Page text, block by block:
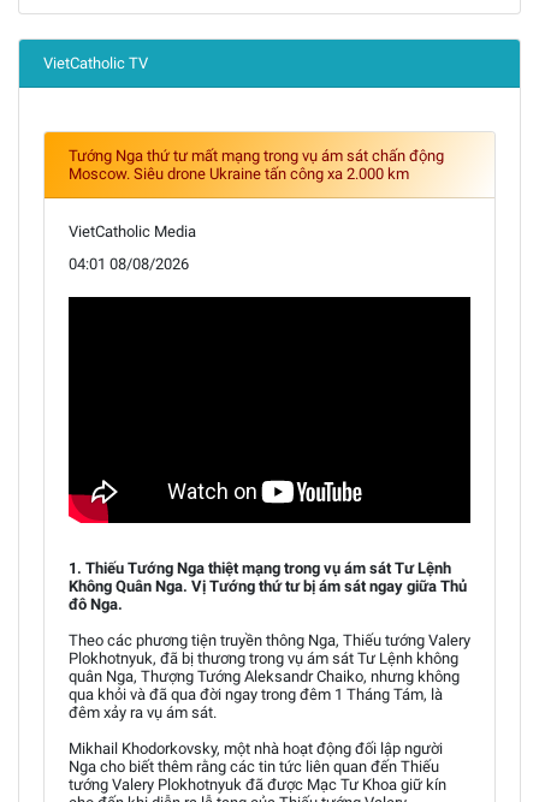
VietCatholic TV
Tướng Nga thứ tư mất mạng trong vụ ám sát chấn động
Moscow. Siêu drone Ukraine tấn công xa 2.000 km
VietCatholic Media
04:01 08/08/2026
1. Thiếu Tướng Nga thiệt mạng trong vụ ám sát Tư Lệnh
Không Quân Nga. Vị Tướng thứ tư bị ám sát ngay giữa Thủ
đô Nga.
Theo các phương tiện truyền thông Nga, Thiếu tướng Valery
Plokhotnyuk, đã bị thương trong vụ ám sát Tư Lệnh không
quân Nga, Thượng Tướng Aleksandr Chaiko, nhưng không
qua khỏi và đã qua đời ngay trong đêm 1 Tháng Tám, là
đêm xảy ra vụ ám sát.
Mikhail Khodorkovsky, một nhà hoạt động đối lập người
Nga cho biết thêm rằng các tin tức liên quan đến Thiếu
tướng Valery Plokhotnyuk đã được Mạc Tư Khoa giữ kín